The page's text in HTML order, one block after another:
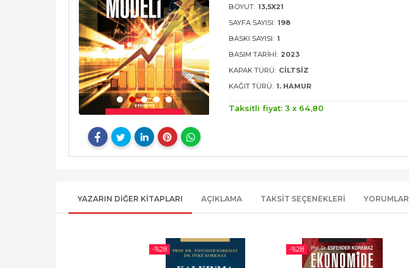
BOYUT: 13,5X21
SAYFA SAYISI: 198
BASKI SAYISI: 1
BASIM TARIHI: 2023
KAPAK TÜRÜ: CILTSIZ
KAĞIT TÜRÜ: 1. HAMUR
Taksitli fiyat: 3 x 64,80
YAZARIN DIĞER KITAPLARI AÇIKLAMA TAKSIT SEÇENEKLERI YORUMLAR
-%28 -%28